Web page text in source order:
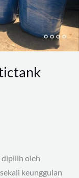
dipilih oleh
keunggulan